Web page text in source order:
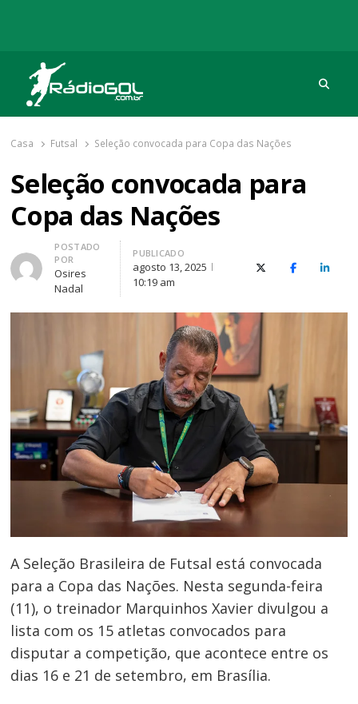
Rádio Gol
Há mais de 20 anos com as melhores coberturas
Casa Futsal Seleção convocada para Copa das Nações
Seleção convocada para
Copa das Nações
Autor
POSTADO
POR
Osires
Nadal
PUBLICADO
agosto 13, 2025
10:19 am
X (Twitter)Facebook
O
A Seleção Brasileira de Futsal está convocada
para a Copa das Nações. Nesta segunda-feira
(11), o treinador Marquinhos Xavier divulgou a
lista com os 15 atletas convocados para
disputar a competição, que acontece entre os
dias 16 e 21 de setembro, em Brasília.